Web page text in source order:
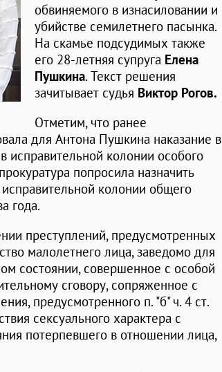
обвиняемого в изнасиловании и
убийстве семилетнего пасынка.
На скамье подсудимых также
его 28-летняя супруга Елена
Пушкина. Текст решения
зачитывает судья Виктор Рогов.
Отметим, что ранее
для Антона Пушкина наказание в
в исправительной колонии особого
попросила назначить
колонии общего
года.
преступлений, предусмотренных
малолетнего лица, заведомо для
состоянии, совершенное с особой
сговору, сопряженное с
предусмотренного п. "б" ч. 4 ст.
сексуального характера с
потерпевшего в отношении лица,